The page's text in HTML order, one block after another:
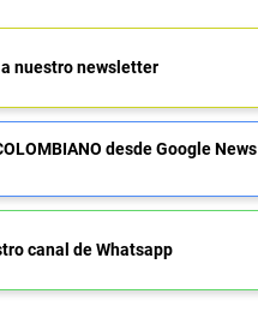
nuestro newsletter
desde Google News
canal de Whatsapp